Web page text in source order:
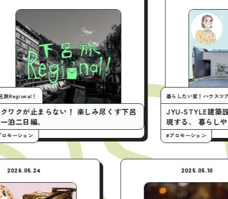
らない！ 楽しみ尽くす下呂
暮らしたい家！ハウスツアー
JYU-STYLE建築設計 / 平屋
現する、 暮らしやすい家。
#プロモーション
2026.05.24